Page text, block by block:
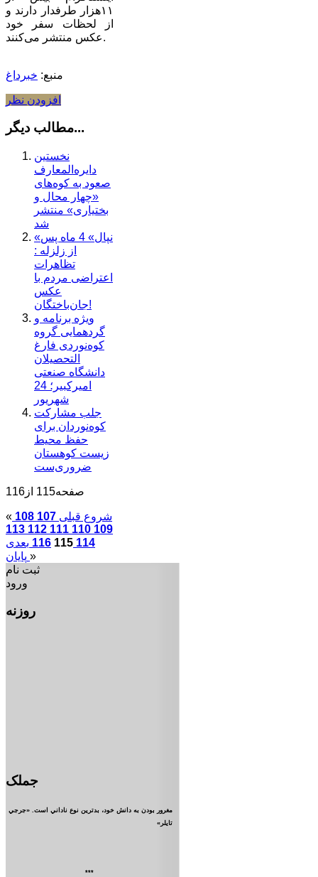
۱۱هزار طرفدار دارند و
از لحظات سفر خود
عکس منتشر می‌کنند.
منبع: خبرداغ
افزودن نظر
مطالب دیگر...
نخستین
دایره‌المعارف
صعود به کوه‌های
«چهار محال و
بختیاری» منتشر
شد
«نپال» 4 ماه پس
از زلزله :
تظاهرات
اعتراضی مردم با
عکس
جان‌باختگان!
ویژه برنامه و
گردهمایی گروه
کوه‌نوردی فارغ
التحصیلان
دانشگاه صنعتی
امیرکبیر؛ 24
شهریور
جلب مشارکت
کوه‌نوردان برای
حفظ محیط
زیست کوهستان
ضروری‌ست
صفحه115 از116
« شروع قبلی 107
108
109
110
111
112
113
114
115
116 بعدی
»
ثبت نام
ورود
روزنه
جملک
مغرور بودن به دانش خود، بدترين نوع ناداني است. «جرجي
تايلر»
***